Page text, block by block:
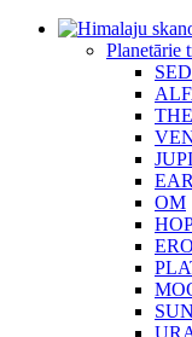
Planetārie
OM
SUN